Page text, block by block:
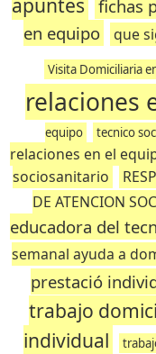
fichas
en equipo
que
Visita Domiciliaria
relaciones
equipo
tecnico
relaciones en el
sociosanitario
DE ATENCION
educadora del
semanal ayuda a
prestació
trabajo
individual